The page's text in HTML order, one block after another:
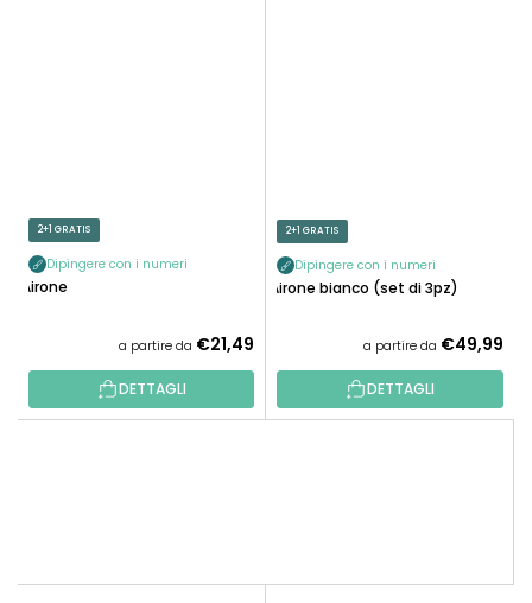
2+1 GRATIS
Dipingere con i numeri
Airone
a partire da €21,49
DETTAGLI
2+1 GRATIS
Dipingere con i numeri
Airone bianco (set di 3pz)
a partire da €49,99
DETTAGLI